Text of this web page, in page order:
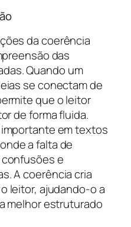
da coerência
das
Quando um
se conectam de
que o leitor
de forma fluida.
em textos
a falta de
e
A coerência cria
leitor, ajudando-o a
melhor estruturado